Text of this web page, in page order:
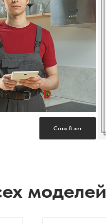
Стаж 8 лет
моделей